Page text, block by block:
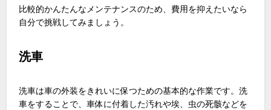
比較的かんたんなメンテナンスのため、費用を抑えたいなら
自分で挑戦してみましょう。
洗車
洗車は車の外装をきれいに保つための基本的な作業です。洗
車をすることで、車体に付着した汚れや埃、虫の死骸などを